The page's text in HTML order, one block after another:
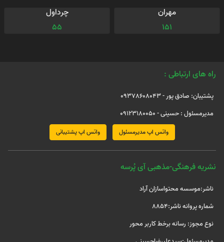
مهران
151
چرداول
55
راه های ارتباطی :
پشتیبان: صادق پور - 09378608043
مدیرمسئول : حسینی - 09123180050
واتس اپ مدیرمسئول واتس اپ پشتیبانی
نشریه فرهنگی-مذهبی آی پُرسه
ناشر:موسسه محتواسازان آراد
شماره پروانه ناشر:8854
نوع مجوز: رسانه برخط کاربر محور